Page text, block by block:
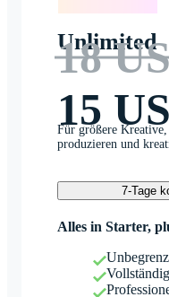
Unlimited
18
15
Für größere
produzieren und
7-Tage
Alles in Starter,